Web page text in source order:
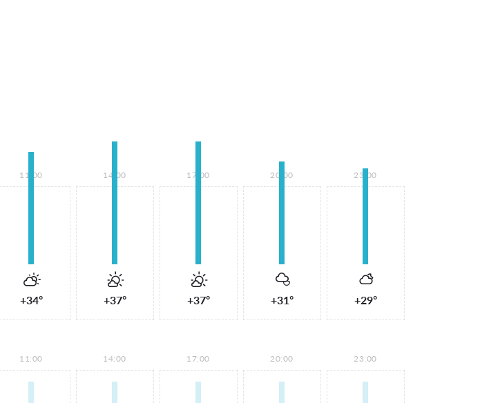
11:00
+34°
14:00
+37°
17:00
+37°
20:00
+31°
23:00
+29°
11:00 14:00 17:00 20:00 23:00